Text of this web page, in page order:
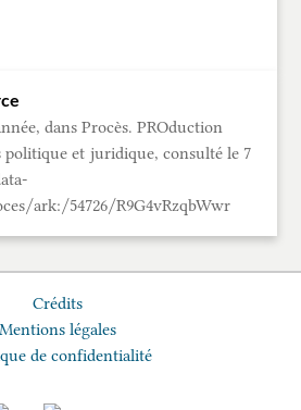
dans Procès. PROduction
politique et juridique, consulté le 7
ark:/54726/R9G4vRzqbWwr
Crédits
Mentions légales
de confidentialité